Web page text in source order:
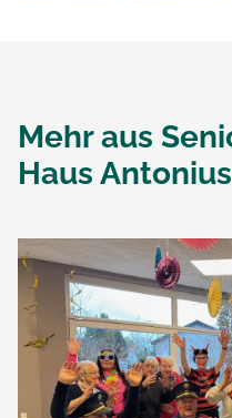
Mehr aus
Haus Antonius